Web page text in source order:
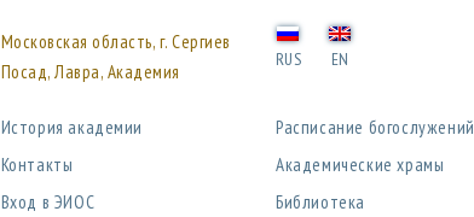
Московская область, г. Сергиев
Посад, Лавра, Академия
RUS EN
История академии
Контакты
Вход в ЭИОС
Расписание богослужений
Академические храмы
Библиотека